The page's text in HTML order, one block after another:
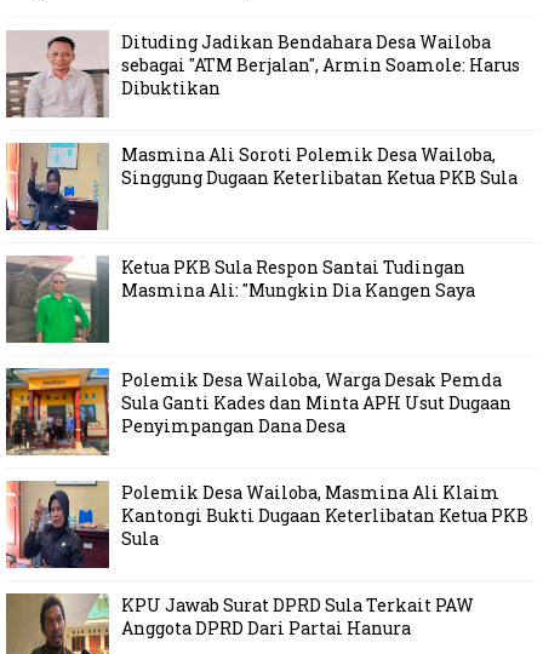
Dituding Jadikan Bendahara Desa Wailoba
sebagai "ATM Berjalan", Armin Soamole: Harus
Dibuktikan
Masmina Ali Soroti Polemik Desa Wailoba,
Singgung Dugaan Keterlibatan Ketua PKB Sula
Ketua PKB Sula Respon Santai Tudingan
Masmina Ali: "Mungkin Dia Kangen Saya
Polemik Desa Wailoba, Warga Desak Pemda
Sula Ganti Kades dan Minta APH Usut Dugaan
Penyimpangan Dana Desa
Polemik Desa Wailoba, Masmina Ali Klaim
Kantongi Bukti Dugaan Keterlibatan Ketua PKB
Sula
KPU Jawab Surat DPRD Sula Terkait PAW
Anggota DPRD Dari Partai Hanura